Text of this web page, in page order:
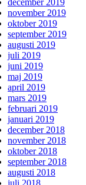
november 2019
oktober 2019
september 2019
augusti 2019
juli 2019
juni 2019
maj 2019
april 2019
mars 2019
februari 2019
januari 2019
december 2018
november 2018
oktober 2018
september 2018
augusti 2018
juli 2018